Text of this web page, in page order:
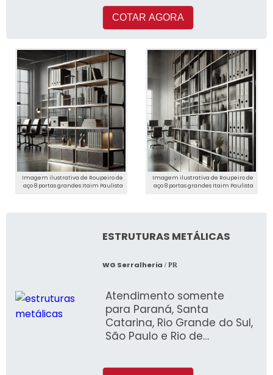
COTAR AGORA
Imagem ilustrativa de Roupeiro de
aço 8 portas grandes Itaim Paulista
Imagem ilustrativa de Roupeiro de
aço 8 portas grandes Itaim Paulista
ESTRUTURAS METÁLICAS
WG Serralheria / PR
Atendimento somente
para Paraná, Santa
Catarina, Rio Grande do Sul,
São Paulo e Rio de